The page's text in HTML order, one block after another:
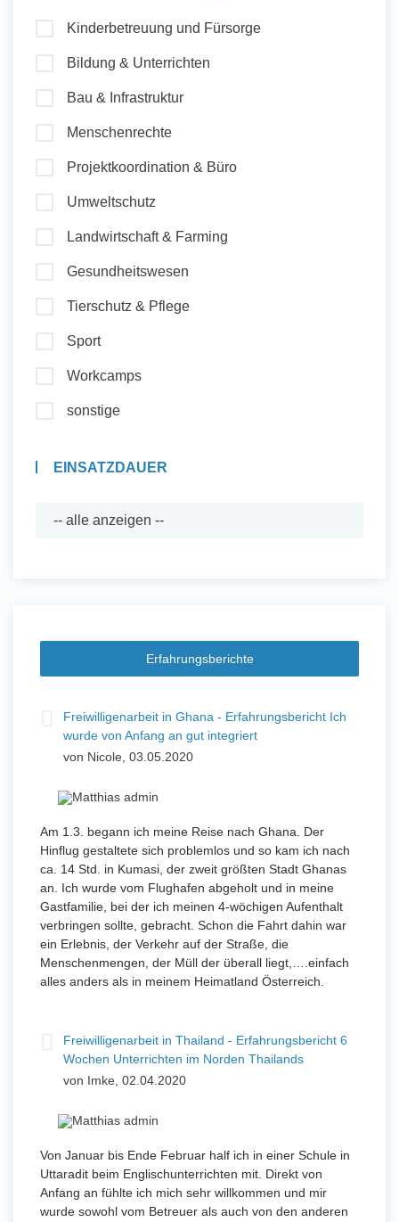
Auslandserfahrung Sammeln
Initiativbewerbung
Kinderbetreuung und Fürsorge
Bildung & Unterrichten
Bau & Infrastruktur
Menschenrechte
Projektkoordination & Büro
Umweltschutz
Landwirtschaft & Farming
Gesundheitswesen
Tierschutz & Pflege
Sport
Workcamps
sonstige
EINSATZDAUER
Erfahrungsberichte
Freiwilligenarbeit in Ghana - Erfahrungsbericht Ich
wurde von Anfang an gut integriert
von Nicole, 03.05.2020
Am 1.3. begann ich meine Reise nach Ghana. Der
Hinflug gestaltete sich problemlos und so kam ich nach
ca. 14 Std. in Kumasi, der zweit größten Stadt Ghanas
an. Ich wurde vom Flughafen abgeholt und in meine
Gastfamilie, bei der ich meinen 4-wöchigen Aufenthalt
verbringen sollte, gebracht. Schon die Fahrt dahin war
ein Erlebnis, der Verkehr auf der Straße, die
Menschenmengen, der Müll der überall liegt,….einfach
alles anders als in meinem Heimatland Österreich.
Freiwilligenarbeit in Thailand - Erfahrungsbericht 6
Wochen Unterrichten im Norden Thailands
von Imke, 02.04.2020
Von Januar bis Ende Februar half ich in einer Schule in
Uttaradit beim Englischunterrichten mit. Direkt von
Anfang an fühlte ich mich sehr willkommen und mir
wurde sowohl vom Betreuer als auch von den anderen